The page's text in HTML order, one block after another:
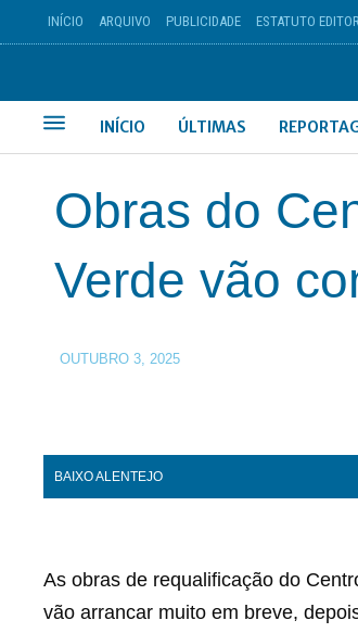
INÍCIO ARQUIVO PUBLICIDADE ESTATUTO
INÍCIO ÚLTIMAS
Obras do
Verde vão
OUTUBRO 3, 2025
BAIXO ALENTEJO
As obras de requalificação do
vão arrancar muito em breve,